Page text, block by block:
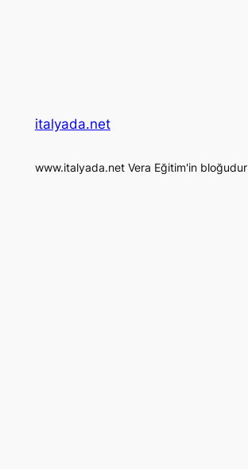
italyada.net
www.italyada.net Vera Eğitim'in bloğudur